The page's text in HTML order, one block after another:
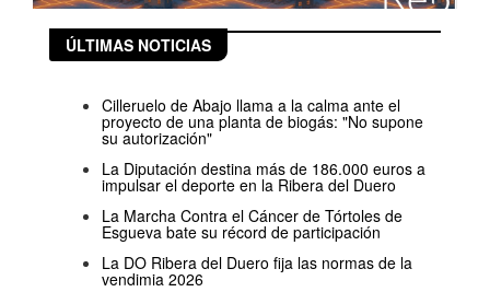
ÚLTIMAS NOTICIAS
Cilleruelo de Abajo llama a la calma ante el
proyecto de una planta de biogás: "No supone
su autorización"
La Diputación destina más de 186.000 euros a
impulsar el deporte en la Ribera del Duero
La Marcha Contra el Cáncer de Tórtoles de
Esgueva bate su récord de participación
La DO Ribera del Duero fija las normas de la
vendimia 2026